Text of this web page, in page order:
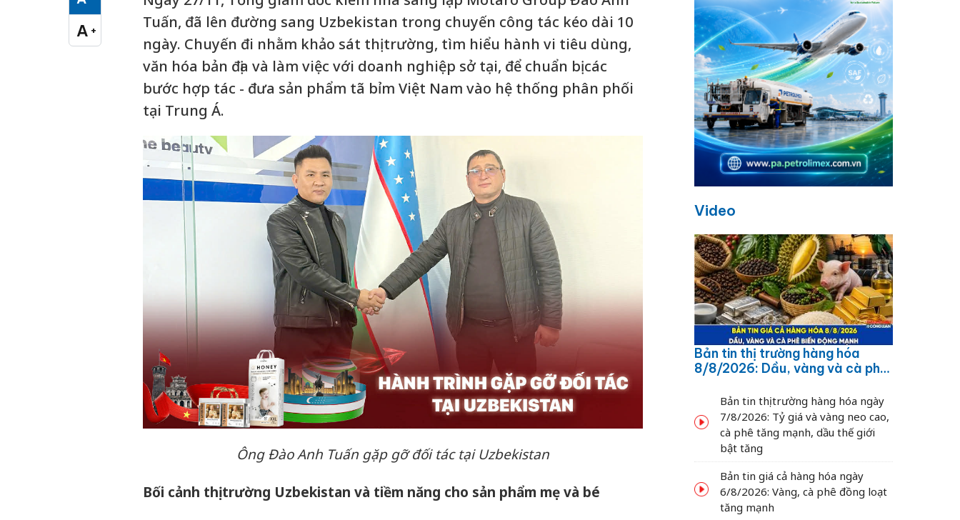
Cỡ chữ vừa
A +
Cỡ chữ lớn
Tuấn, đã lên đường sang Uzbekistan trong chuyến công tác kéo dài 10
ngày. Chuyến đi nhằm khảo sát thị trường, tìm hiểu hành vi tiêu dùng,
văn hóa bản địa và làm việc với doanh nghiệp sở tại, để chuẩn bị các
bước hợp tác - đưa sản phẩm tã bỉm Việt Nam vào hệ thống phân phối
tại Trung Á.
Ông Đào Anh Tuấn gặp gỡ đối tác tại Uzbekistan
Bối cảnh thị trường Uzbekistan và tiềm năng cho sản phẩm mẹ và bé
Video
Bản tin thị trường hàng hóa
8/8/2026: Dầu, vàng và cà phê
Bản tin thị trường hàng hóa ngày
7/8/2026: Tỷ giá và vàng neo cao,
cà phê tăng mạnh, dầu thế giới
bật tăng
Bản tin giá cả hàng hóa ngày
6/8/2026: Vàng, cà phê đồng loạt
tăng mạnh